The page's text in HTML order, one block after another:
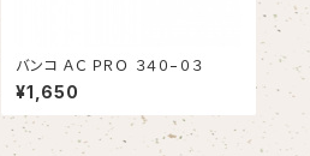
バンコ ＡＣ ＰＲＯ ３４０−０３
¥1,650